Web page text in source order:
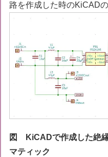
路を作成した時のKiCAD
図 KiCADで作成した絶
マティック